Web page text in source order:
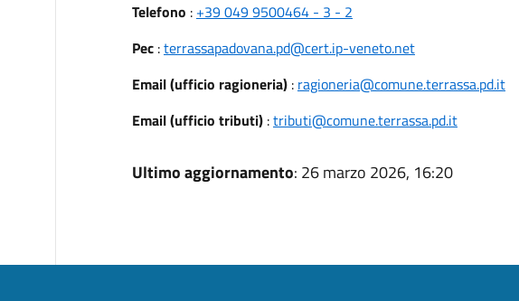
Telefono : +39 049 9500464 - 3 - 2
Pec:terrassapadovana.pd@cert.ip-veneto.net
Email (ufficio ragioneria): ragioneria@comune.terrassa.pd.it
Email (ufficio tributi):tributi@comune.terrassa.pd.it
Ultimo aggiornamento: 26 marzo 2026, 16:20